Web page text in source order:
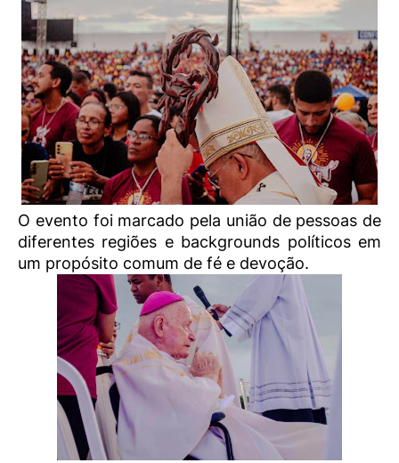
O evento foi marcado pela união de pessoas de
diferentes regiões e backgrounds políticos em
um propósito comum de fé e devoção.